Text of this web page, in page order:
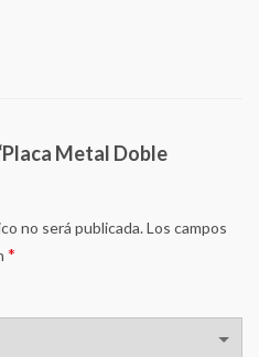
Metal Doble
no será publicada.Los campos
*